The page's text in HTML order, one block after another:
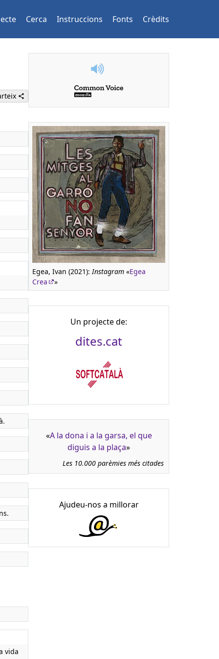
Cerca Instruccions Fonts Crèdits
vida
Egea, Ivan (2021):Instagram «Egea
Crea
»
Un projecte de:
dites.cat
«A la dona i a la garsa, el que
diguis a la plaça»
Les 10.000 parèmies més citades
Ajudeu-nos a millorar